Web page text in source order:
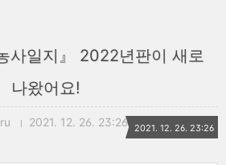
사일지』 2022년판이 새로
나왔어요!
2021. 12. 26. 23:26 2021. 12. 26. 23:26